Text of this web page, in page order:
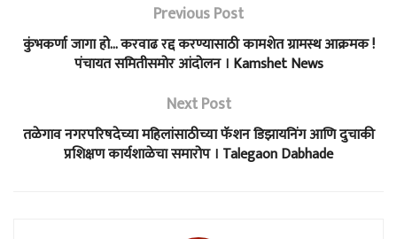
Previous Post
कुंभकर्णा जागा हो… करवाढ रद्द करण्यासाठी कामशेत ग्रामस्थ आक्रमक !
पंचायत समितीसमोर आंदोलन । Kamshet News
Next Post
तळेगाव नगरपरिषदेच्या महिलांसाठीच्या फॅशन डिझायनिंग आणि दुचाकी
प्रशिक्षण कार्यशाळेचा समारोप । Talegaon Dabhade